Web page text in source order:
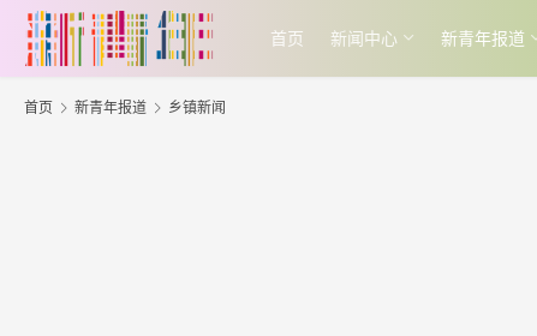
首页 新闻中心 新青年报道
首页 新青年报道 乡镇新闻